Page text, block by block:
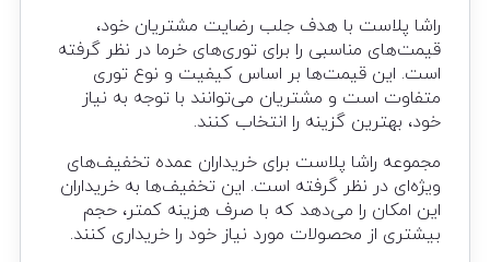
راشا پلاست با هدف جلب رضایت مشتریان خود،
قیمت‌های مناسبی را برای توری‌های خرما در نظر گرفته
است. این قیمت‌ها بر اساس کیفیت و نوع توری
متفاوت است و مشتریان می‌توانند با توجه به نیاز
خود، بهترین گزینه را انتخاب کنند.
مجموعه راشا پلاست برای خریداران عمده تخفیف‌های
ویژه‌ای در نظر گرفته است. این تخفیف‌ها به خریداران
این امکان را می‌دهد که با صرف هزینه کمتر، حجم
بیشتری از محصولات مورد نیاز خود را خریداری کنند.